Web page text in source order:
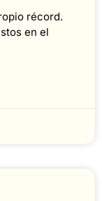
récord.
en el